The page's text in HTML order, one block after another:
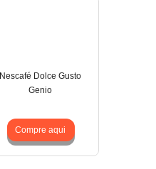
Nescafé Dolce Gusto
Genio
Compre aqui